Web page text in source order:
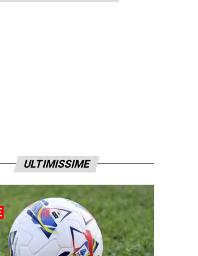
ULTIMISSIME